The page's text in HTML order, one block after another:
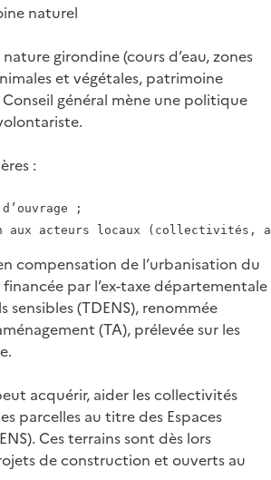
naturel
girondine (cours d’eau, zones
et végétales, patrimoine
général mène une politique
:
;
compensation de l’urbanisation du
par l’ex-taxe départementale
sensibles (TDENS), renommée
(TA), prélevée sur les
acquérir, aider les collectivités
parcelles au titre des Espaces
Ces terrains sont dès lors
de construction et ouverts au